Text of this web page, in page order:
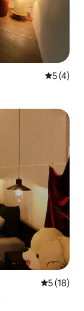
從 4 則評
5 (4)
從 18 則
5 (18)